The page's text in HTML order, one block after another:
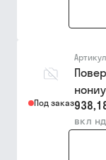
Под заказ
Артикул
вкл